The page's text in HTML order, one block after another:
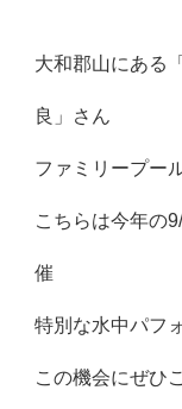
大和郡山にある
良」さん
ファミリープー
こちらは今年の
催
特別な水中パフ
この機会にぜひ